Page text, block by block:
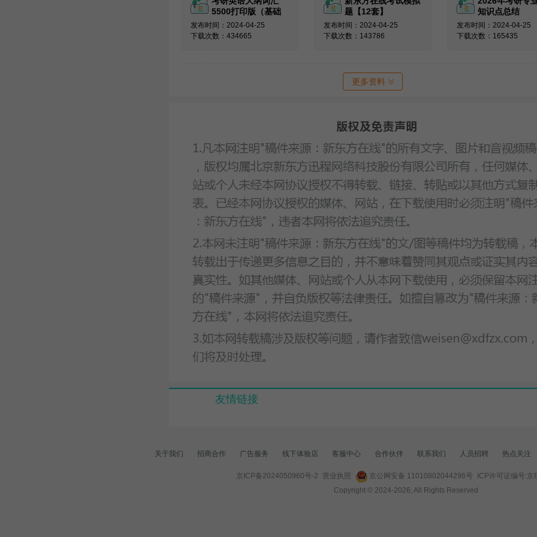
5500打印版（基础
必备）
发布时间：2024-04-25
下载次数：434665
题【12套】
发布时间：2024-04-25
下载次数：143786
知识点总结
发布时间：2024-04-25
下载次数：165435
更多资料
友情链接
关于我们 招商合作 广告服务 线下体验店 客服中心 合作伙伴 联系我们 人员招聘 热点关注
京ICP备2024050960号-2 营业执照 京公网安备 11010802044296号
ICP许可证编号:
Copyright © 2024-2026 , All Rights Reserved